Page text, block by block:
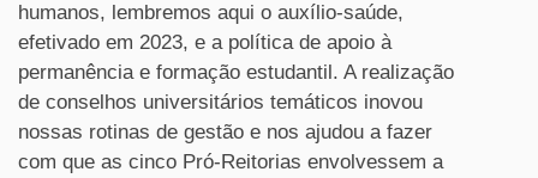
humanos, lembremos aqui o auxílio-saúde,
efetivado em 2023, e a política de apoio à
permanência e formação estudantil. A realização
de conselhos universitários temáticos inovou
nossas rotinas de gestão e nos ajudou a fazer
com que as cinco Pró-Reitorias envolvessem a